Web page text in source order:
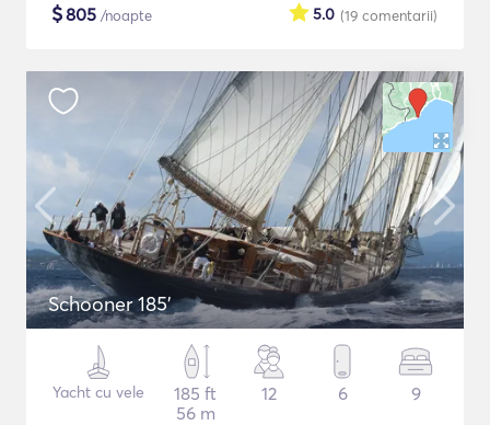
$805 /noapte (19 comentarii)
5.0
Schooner 185'
Yacht cu vele
185 ft
56 m
12 6 9